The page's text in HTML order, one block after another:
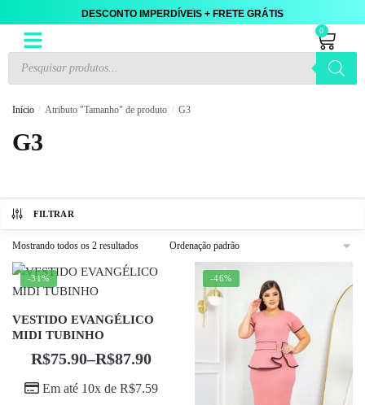
DESCONTO IMPERDÍVEIS + FRETE GRÁTIS
0
Início / Atributo "Tamanho" de produto / G3
G3
FILTRAR
Mostrando todos os 2 resultados
-31%
VESTIDO EVANGÉLICO
MIDI TUBINHO
R$75.90–R$87.90
Em até 10x de R$7.59
-46%